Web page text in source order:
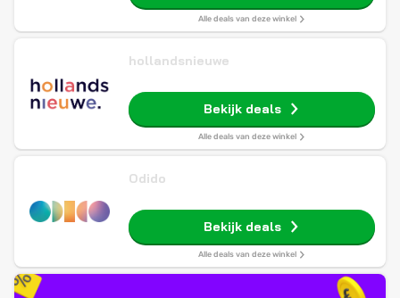
Alle deals van deze winkel
hollandsnieuwe
Bekijk deals
Alle deals van deze winkel
Odido
Bekijk deals
Alle deals van deze winkel